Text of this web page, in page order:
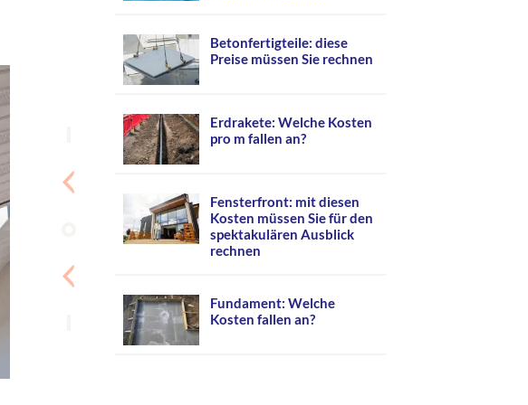
Betonfertigteile: diese
Preise müssen Sie rechnen
Erdrakete: Welche Kosten
pro m fallen an?
Fensterfront: mit diesen
Kosten müssen Sie für den
spektakulären Ausblick
rechnen
Fundament: Welche
Kosten fallen an?